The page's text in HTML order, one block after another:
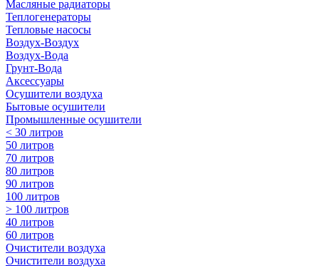
Масляные радиаторы
Теплогенераторы
Тепловые насосы
Воздух-Воздух
Воздух-Вода
Грунт-Вода
Аксессуары
Осушители воздуха
Бытовые осушители
Промышленные осушители
< 30 литров
50 литров
70 литров
80 литров
90 литров
100 литров
> 100 литров
40 литров
60 литров
Очистители воздуха
Очистители воздуха